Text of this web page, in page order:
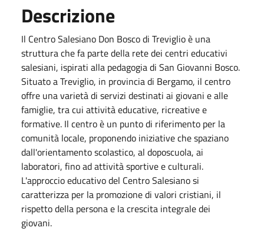
Descrizione
Il Centro Salesiano Don Bosco di Treviglio è una
struttura che fa parte della rete dei centri educativi
salesiani, ispirati alla pedagogia di San Giovanni Bosco.
Situato a Treviglio, in provincia di Bergamo, il centro
offre una varietà di servizi destinati ai giovani e alle
famiglie, tra cui attività educative, ricreative e
formative. Il centro è un punto di riferimento per la
comunità locale, proponendo iniziative che spaziano
dall'orientamento scolastico, al doposcuola, ai
laboratori, fino ad attività sportive e culturali.
L'approccio educativo del Centro Salesiano si
caratterizza per la promozione di valori cristiani, il
rispetto della persona e la crescita integrale dei
giovani.